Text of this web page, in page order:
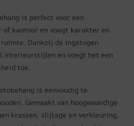
is perfect voor een
of kantoor en voegt karakter en
Dankzij de ingetogen
interieurstijlen en voegt het een
toe.
is eenvoudig te
Gemaakt van hoogwaardige
krassen, slijtage en verkleuring,